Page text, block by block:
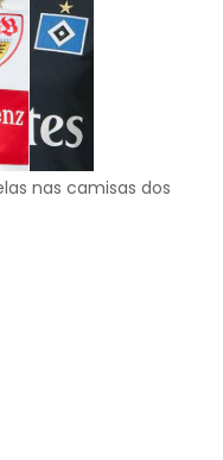
nas camisas dos